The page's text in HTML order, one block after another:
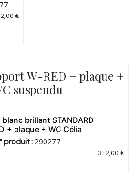
€
W-RED + plaque +
suspendu
brillant STANDARD
+ plaque + WC Célia
produit : 290277
312,00 €